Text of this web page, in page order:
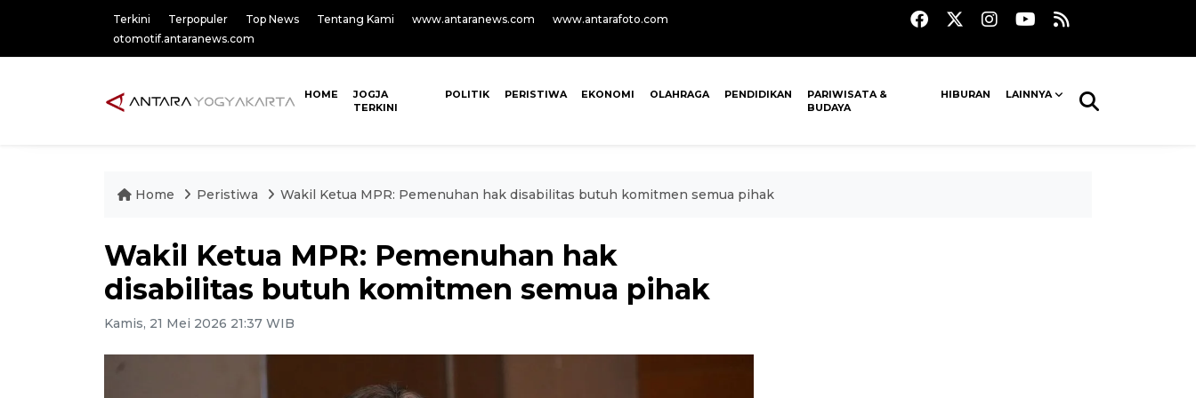
Terkini Terpopuler Top News Tentang Kami www.antaranews.com
www.antarafoto.com
otomotif.antaranews.com
HOME
JOGJA
TERKINI
POLITIK PERISTIWA EKONOMI OLAHRAGA PENDIDIKAN
PARIWISATA &
BUDAYA
HIBURAN LAINNYA
Home Peristiwa Wakil Ketua MPR: Pemenuhan hak disabilitas butuh komitmen semua pihak
Wakil Ketua MPR: Pemenuhan hak
disabilitas butuh komitmen semua pihak
Kamis, 21 Mei 2026 21:37 WIB